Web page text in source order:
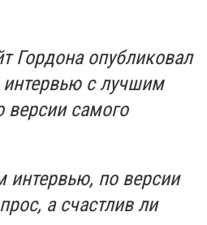
Гордона опубликовал
с лучшим
самого
интервью, по версии
а счастлив ли